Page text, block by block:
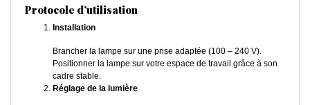
Protocole d’utilisation
Installation
Brancher la lampe sur une prise adaptée (100 – 240 V).
Positionner la lampe sur votre espace de travail grâce à son
cadre stable.
Réglage de la lumière